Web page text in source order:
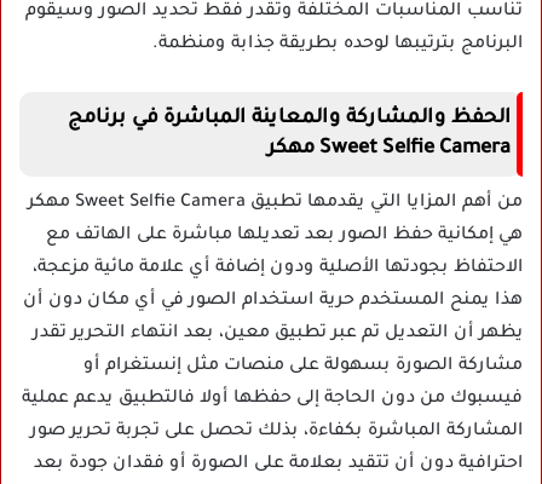
تناسب المناسبات المختلفة وتقدر فقط تحديد الصور وسيقوم
البرنامج بترتيبها لوحده بطريقة جذابة ومنظمة.
الحفظ والمشاركة والمعاينة المباشرة في برنامج
Sweet Selfie Camera مهكر
من أهم المزايا التي يقدمها تطبيق Sweet Selfie Camera مهكر
هي إمكانية حفظ الصور بعد تعديلها مباشرة على الهاتف مع
الاحتفاظ بجودتها الأصلية ودون إضافة أي علامة مائية مزعجة،
هذا يمنح المستخدم حرية استخدام الصور في أي مكان دون أن
يظهر أن التعديل تم عبر تطبيق معين، بعد انتهاء التحرير تقدر
مشاركة الصورة بسهولة على منصات مثل إنستغرام أو
فيسبوك من دون الحاجة إلى حفظها أولا فالتطبيق يدعم عملية
المشاركة المباشرة بكفاءة، بذلك تحصل على تجربة تحرير صور
احترافية دون أن تتقيد بعلامة على الصورة أو فقدان جودة بعد